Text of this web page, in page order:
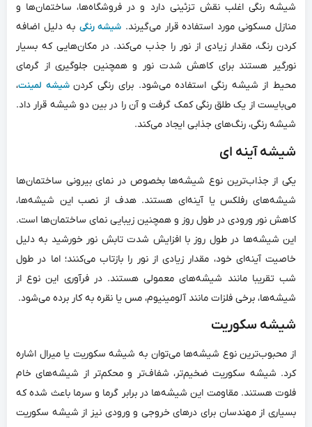
شیشه‌ رنگی اغلب نقش تزئینی دارد و در فروشگاه‌ها، ساختمان‌ها و
منازل مسکونی مورد استفاده قرار می‌گیرند. شیشه رنگی به دلیل اضافه
کردن رنگ، مقدار زیادی از نور را جذب می‌کند. در مکان‌هایی که بسیار
نورگیر هستند برای کاهش شدت نور و همچنین جلوگیری از گرمای
محیط از شیشه رنگی استفاده می‌شود. برای رنگی کردنشیشه لمینت،
می‌بایست از یک طلق رنگی کمک گرفت و آن را در بین دو شیشه قرار داد.
شیشه‌ رنگی، رنگ‌های جذابی ایجاد می‌کند.
شیشه آینه ‌ای
یکی از جذاب‌ترین نوع شیشه‌ها بخصوص در نمای بیرونی ساختمان‌ها
شیشه‌های رفلکس یا آینه‌ای هستند. هدف از نصب این شیشه‌ها،
کاهش نور ورودی در طول روز و همچنین زیبایی نمای ساختمان‌ها است.
این شیشه‌ها در طول روز با افزایش شدت تابش نور خورشید به دلیل
خاصیت آینه‌ای خود، مقدار زیادی از نور را بازتاب می‌کنند؛ اما در طول
شب تقریبا مانند شیشه‌های معمولی هستند. در فرآوری این نوع از
شیشه‌ها، برخی فلزات مانند آلومینیوم،‌ مس یا نقره به کار برده می‌شود.
شیشه سکوریت
از محبوب‌ترین نوع شیشه‌ها می‌توان به شیشه سکوریت یا میرال اشاره
کرد. شیشه‌ سکوریت ضخیم‌تر، شفاف‌تر و محکم‌تر از شیشه‌های خام
فلوت هستند. مقاومت این شیشه‌ها در برابر گرما و سرما باعث شده که
بسیاری از مهندسان برای درهای خروجی و ورودی نیز از شیشه‌ سکوریت